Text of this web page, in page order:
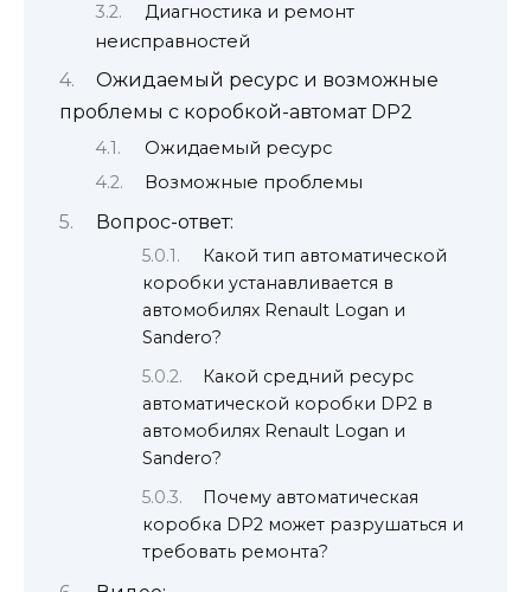
Диагностика и ремонт
неисправностей
Ожидаемый ресурс и возможные
проблемы с коробкой-автомат DP2
Ожидаемый ресурс
Возможные проблемы
Вопрос-ответ:
Какой тип автоматической
коробки устанавливается в
автомобилях Renault Logan и
Sandero?
Какой средний ресурс
автоматической коробки DP2 в
автомобилях Renault Logan и
Sandero?
Почему автоматическая
коробка DP2 может разрушаться и
требовать ремонта?